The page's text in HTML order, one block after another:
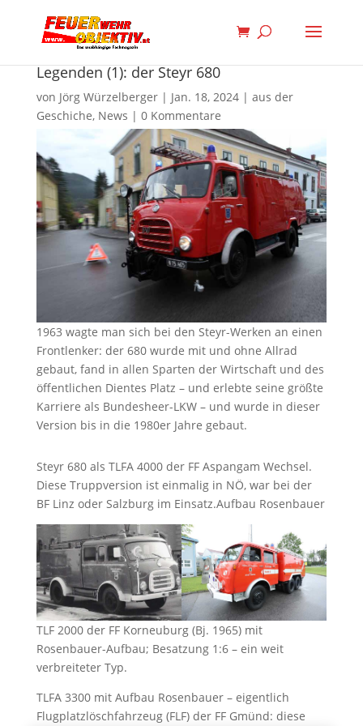
Legenden (1): der Steyr 680
von Jörg Würzelberger| Jan. 18, 2024| aus der
Geschiche, News | 0 Kommentare
1963 wagte man sich bei den Steyr-Werken an einen
Frontlenker: der 680 wurde mit und ohne Allrad
gebaut, fand in allen Sparten der Wirtschaft und des
öffentlichen Dientes Platz – und erlebte seine größte
Karriere als Bundesheer-LKW – und wurde in dieser
Version bis in die 1980er Jahre gebaut.
Steyr 680 als TLFA 4000 der FF Aspangam Wechsel.
Diese Truppversion ist einmalig in NÖ, war bei der
BF Linz oder Salzburg im Einsatz.Aufbau Rosenbauer
TLF 2000 der FF Korneuburg (Bj. 1965) mit
Rosenbauer-Aufbau; Besatzung 1:6 – ein weit
verbreiteter Typ.
TLFA 3300 mit Aufbau Rosenbauer – eigentlich
Flugplatzlöschfahrzeug (FLF) der FF Gmünd: diese